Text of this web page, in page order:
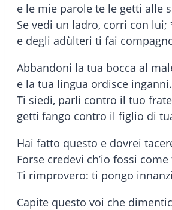
e le mie parole te le getti alle
Se vedi un ladro, corri con lui;
e degli adùlteri ti fai
Abbandoni la tua bocca al
e la tua lingua ordisce inganni.
Ti siedi, parli contro il tuo
getti fango contro il figlio di
Hai fatto questo e dovrei
Forse credevi ch’io fossi
Ti rimprovero: ti pongo
Capite questo voi che